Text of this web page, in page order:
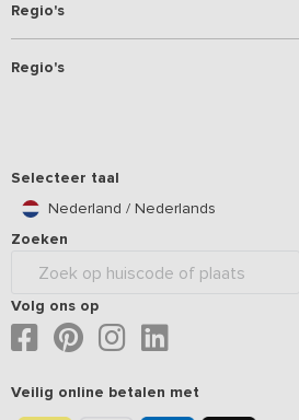
Regio's
Regio's
Selecteer taal
Nederland / Nederlands
Zoeken
Volg ons op
Veilig online betalen met